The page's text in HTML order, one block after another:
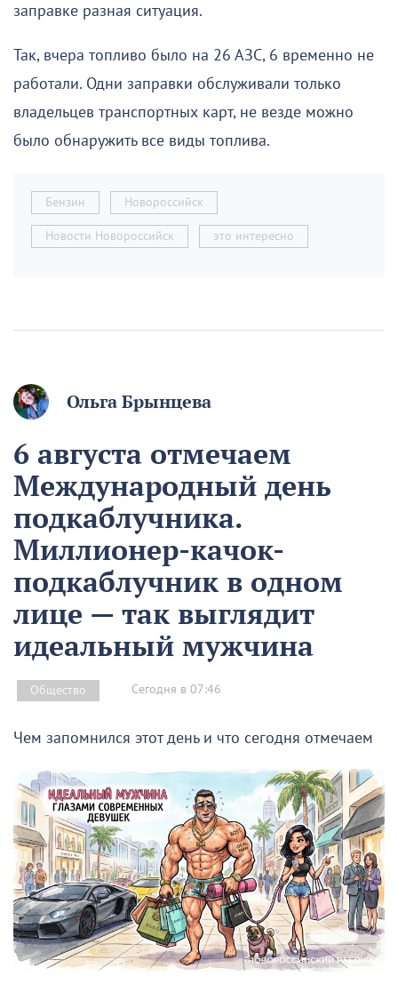
заправке разная ситуация.
Так, вчера топливо было на 26 АЗС, 6 временно не
работали. Одни заправки обслуживали только
владельцев транспортных карт, не везде можно
было обнаружить все виды топлива.
Бензин Новороссийск
Новости Новороссийск это интересно
Ольга Брынцева
6 августа отмечаем
Международный день
подкаблучника.
Миллионер-качок-
подкаблучник в одном
лице — так выглядит
идеальный мужчина
Общество Сегодня в 07:46
Чем запомнился этот день и что сегодня отмечаем